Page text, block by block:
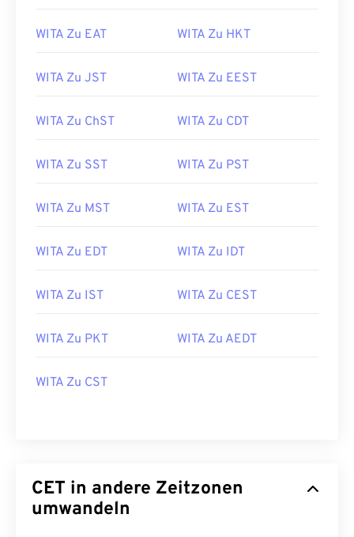
WITA Zu EAT WITA Zu HKT
WITA Zu JST WITA Zu EEST
WITA Zu ChST WITA Zu CDT
WITA Zu SST WITA Zu PST
WITA Zu MST WITA Zu EST
WITA Zu EDT WITA Zu IDT
WITA Zu IST WITA Zu CEST
WITA Zu PKT WITA Zu AEDT
WITA Zu CST
CET in andere Zeitzonen
umwandeln